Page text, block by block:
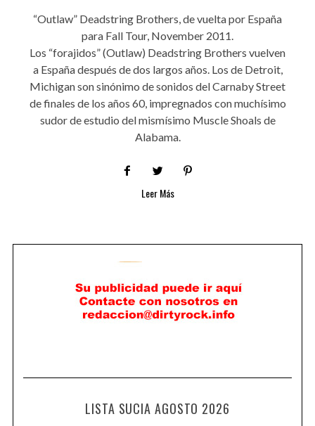
“Outlaw” Deadstring Brothers, de vuelta por España
para Fall Tour, November 2011.
Los “forajidos” (Outlaw) Deadstring Brothers vuelven
a España después de dos largos años. Los de Detroit,
Michigan son sinónimo de sonidos del Carnaby Street
de finales de los años 60, impregnados con muchísimo
sudor de estudio del mismísimo Muscle Shoals de
Alabama.
Leer Más
LISTA SUCIA AGOSTO 2026